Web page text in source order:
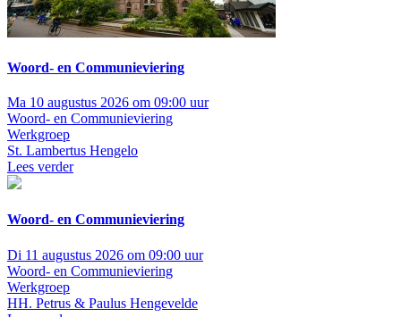
Woord- en Communieviering
Ma 10 augustus 2026 om 09:00 uur
Woord- en Communieviering
Werkgroep
St. Lambertus Hengelo
Lees verder
Woord- en Communieviering
Di 11 augustus 2026 om 09:00 uur
Woord- en Communieviering
Werkgroep
HH. Petrus & Paulus Hengevelde